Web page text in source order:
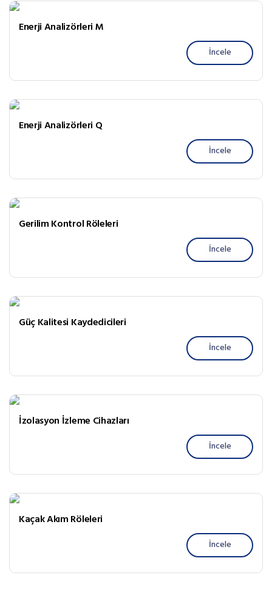
Enerji Analizörleri M
İncele
Enerji Analizörleri Q
İncele
Gerilim Kontrol Röleleri
İncele
Güç Kalitesi Kaydedicileri
İncele
İzolasyon İzleme Cihazları
İncele
Kaçak Akım Röleleri
İncele